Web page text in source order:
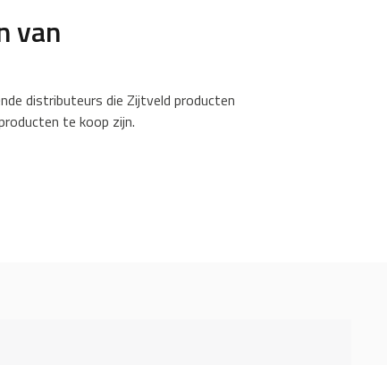
van
distributeurs die Zijtveld producten
te koop zijn.